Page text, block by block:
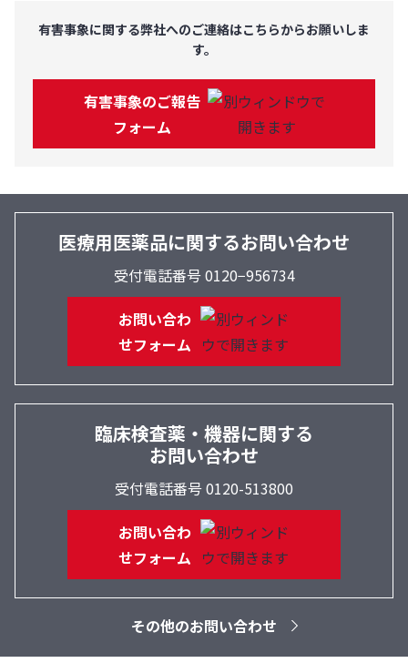
有害事象に関する弊社へのご連絡はこちらからお願いしま
す。
有害事象のご報告
フォーム
医療用医薬品に関するお問い合わせ
受付電話番号 0120−956734
お問い合わ
せフォーム
臨床検査薬・機器に関する
お問い合わせ
受付電話番号 0120-513800
お問い合わ
せフォーム
その他のお問い合わせ